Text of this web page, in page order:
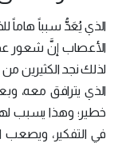
الذي يُعَدُّ سبباً هاماً
الأعصاب إنَّ شعور
لذلك نجد الكثيرين
الذي يترافق معه،
خطير؛ وهذا يسبب
في التفكير، ويصعب